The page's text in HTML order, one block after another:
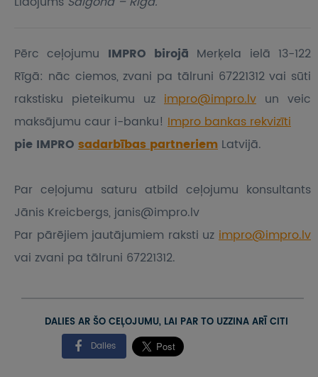
Pērc ceļojumu IMPRO birojā Merķela ielā 13-122
Rīgā: nāc ciemos, zvani pa tālruni 67221312 vai sūti
rakstisku pieteikumu uz impro@impro.lv un veic
maksājumu caur i-banku! Impro bankas rekvizīti
pie IMPRO sadarbības partneriem Latvijā.
Par ceļojumu saturu atbild ceļojumu konsultants
Jānis Kreicbergs, janis@impro.lv
Par pārējiem jautājumiem raksti uz impro@impro.lv
vai zvani pa tālruni 67221312.
DALIES AR ŠO CEĻOJUMU, LAI PAR TO UZZINA ARĪ CITI
Dalies